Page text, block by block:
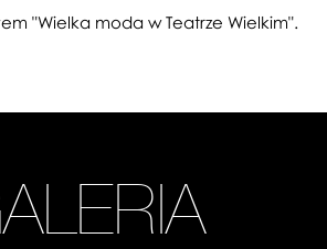
"Wielka moda w Teatrze Wielkim".